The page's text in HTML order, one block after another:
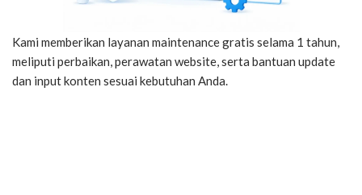
Kami memberikan layanan maintenance gratis selama 1 tahun,
meliputi perbaikan, perawatan website, serta bantuan update
dan input konten sesuai kebutuhan Anda.